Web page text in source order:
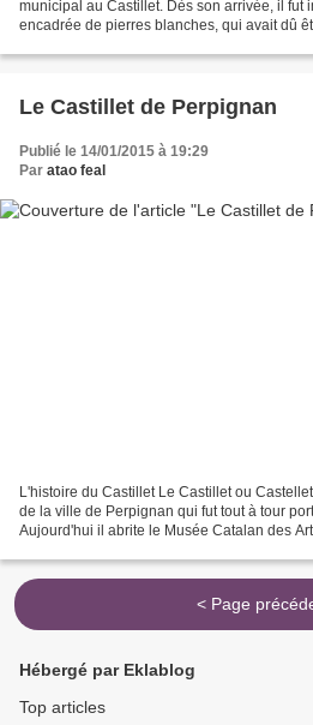
municipal au Castillet. Dès son arrivée, il fut
encadrée de pierres blanches, qui avait dû
Le Castillet de Perpignan
Publié le 14/01/2015 à 19:29
Par atao feal
L'histoire du Castillet Le Castillet ou
de la ville de Perpignan qui fut tout à tour
Aujourd'hui il abrite le Musée Catalan des
< Page
Hébergé par Eklablog
Top articles